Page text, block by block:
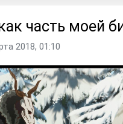
часть моей
2018, 01:10